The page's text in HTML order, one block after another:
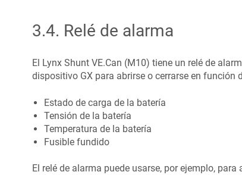
3.4. Relé de alarma
El Lynx Shunt VE.Can (M10) tiene un relé de
dispositivo GX para abrirse o cerrarse en función
Estado de carga de la batería
Tensión de la batería
Temperatura de la batería
Fusible fundido
El relé de alarma puede usarse, por ejemplo,